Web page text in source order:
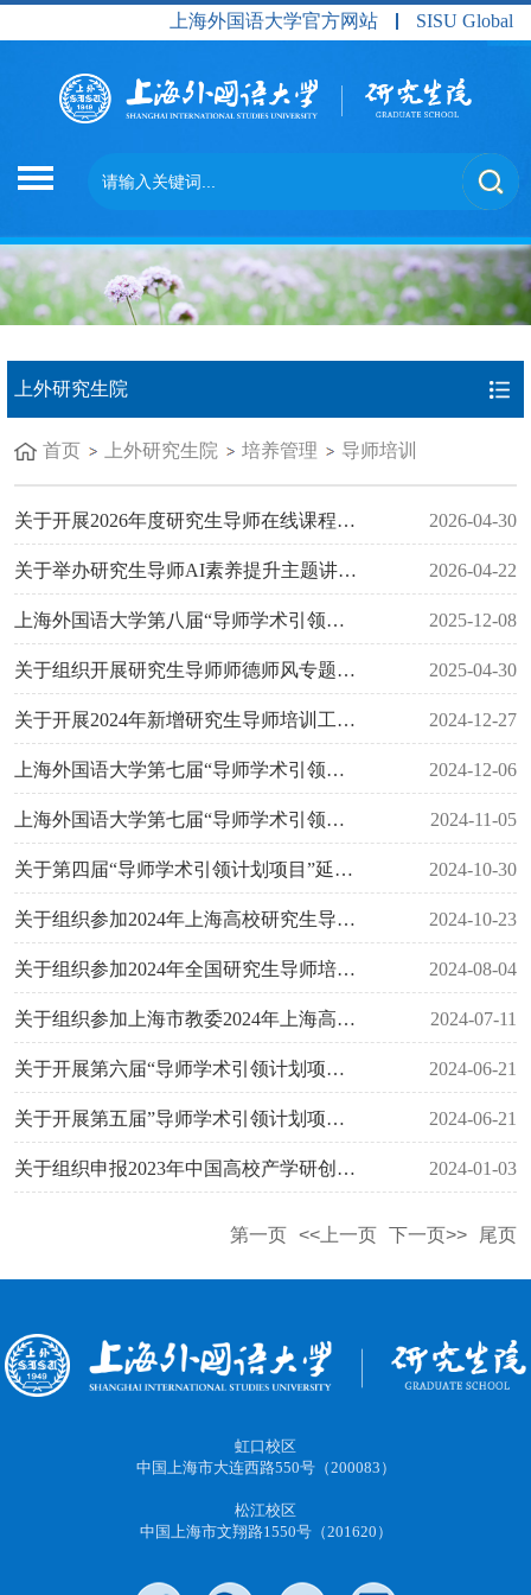
上海外国语大学官方网站 SISU Global
上外研究生院
首页 上外研究生院 培养管理 导师培训
关于开展2026年度研究生导师在线课程培训的通知 2026-04-30
关于举办研究生导师AI素养提升主题讲座的通知 2026-04-22
上海外国语大学第八届“导师学术引领计划项目”立项公示 2025-12-08
关于组织开展研究生导师师德师风专题培训工作的通知 2025-04-30
关于开展2024年新增研究生导师培训工作的通知 2024-12-27
上海外国语大学第七届“导师学术引领计划项目”立项公示 2024-12-06
上海外国语大学第七届“导师学术引领计划项目”申报工作通知 2024-11-05
关于第四届“导师学术引领计划项目”延期项目结项、第五届项目结项和第六届项目提前结项评审结果的公示 2024-10-30
关于组织参加2024年上海高校研究生导师产教融合专题培训班的通知 2024-10-23
关于组织参加2024年全国研究生导师培训班（第三期）的通知 2024-08-04
关于组织参加上海市教委2024年上海高校新聘研究生导师培训班的通知 2024-07-11
关于开展第六届“导师学术引领计划项目”中期考核工作的通知 2024-06-21
关于开展第五届”导师学术引领计划项目“结项验收工作的通知 2024-06-21
关于组织申报2023年中国高校产学研创新基金-新一代信息技术创新项目的通知 2024-01-03
第一页 <<上一页 下一页>> 尾页
虹口校区
中国上海市大连西路550号（200083）
松江校区
中国上海市文翔路1550号（201620）